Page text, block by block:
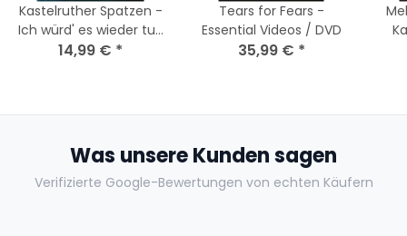
Kastelruther Spatzen -
Ich würd' es wieder tun
/ DVD -- Zustand wie14,99 € *
Tears for Fears -
Essential Videos / DVD
35,99 € *
Was unsere Kunden sagen
Verifizierte Google-Bewertungen von echten Käufern